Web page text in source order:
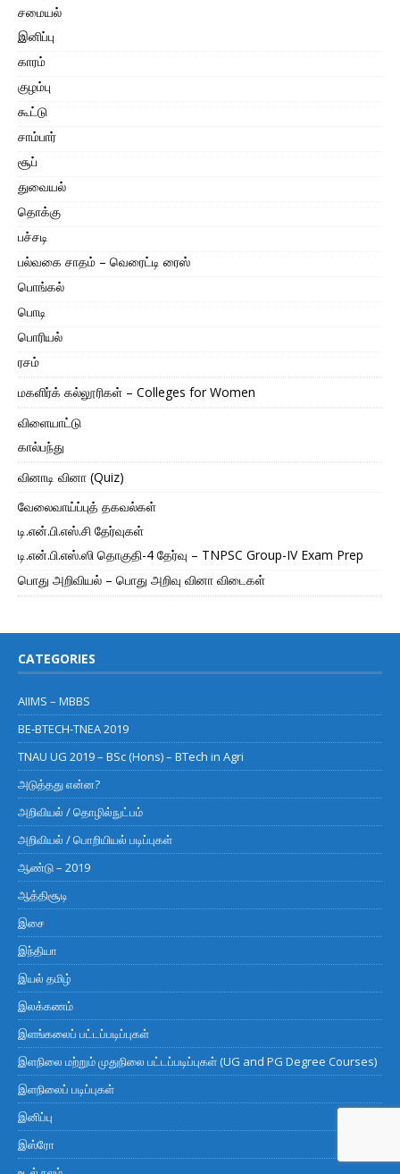
சமையல்
இனிப்பு
காரம்
குழம்பு
கூட்டு
சாம்பார்
சூப்
துவையல்
தொக்கு
பச்சடி
பல்வகை சாதம் – வெரைட்டி ரைஸ்
பொங்கல்
பொடி
பொரியல்
ரசம்
மகளிர்க் கல்லூரிகள் – Colleges for Women
விளையாட்டு
கால்பந்து
வினாடி வினா (Quiz)
வேலைவாய்ப்புத் தகவல்கள்
டி.என்.பி.எஸ்.சி தேர்வுகள்
டி.என்.பி.எஸ்.ஸி தொகுதி-4 தேர்வு – TNPSC Group-IV Exam Prep
பொது அறிவியல் – பொது அறிவு வினா விடைகள்
CATEGORIES
AIIMS – MBBS
BE-BTECH-TNEA 2019
TNAU UG 2019 – BSc (Hons) – BTech in Agri
அடுத்தது என்ன?
அறிவியல் / தொழில்நுட்பம்
அறிவியல் / பொறியியல் படிப்புகள்
ஆண்டு – 2019
ஆத்திசூடி
இசை
இந்தியா
இயல் தமிழ்
இலக்கணம்
இளங்கலைப் பட்டப்படிப்புகள்
இளநிலை மற்றும் முதுநிலை பட்டப்படிப்புகள் (UG and PG Degree Courses)
இளநிலைப் படிப்புகள்
இனிப்பு
இஸ்ரோ